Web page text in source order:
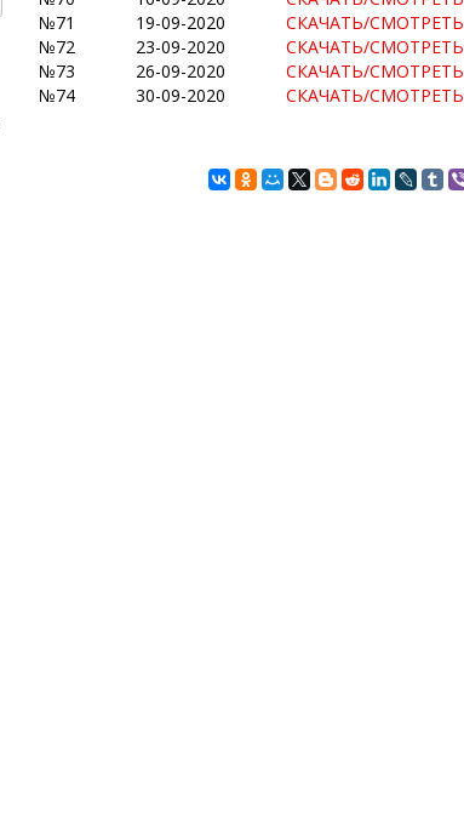
№71
19-09-2020
СКАЧАТЬ/СМОТРЕТЬ
№72
23-09-2020
СКАЧАТЬ/СМОТРЕТЬ
№73
26-09-2020
СКАЧАТЬ/СМОТРЕТЬ
№74
30-09-2020 СКАЧАТЬ/СМОТРЕТЬ